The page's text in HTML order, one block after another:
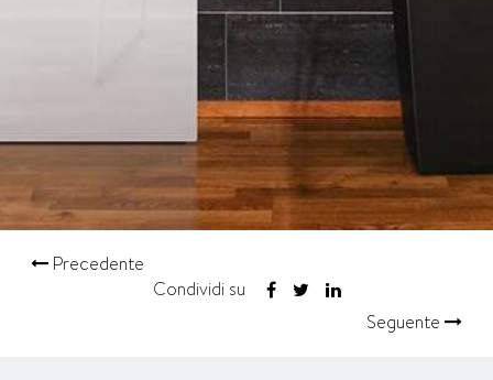
Precedente
Condividi su
Seguente